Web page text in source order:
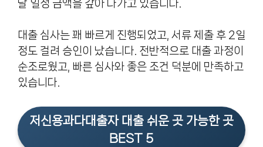
달 일정 금액을 갚아 나가고 있습니다.
대출 심사는 꽤 빠르게 진행되었고, 서류 제출 후 2일
정도 걸려 승인이 났습니다. 전반적으로 대출 과정이
순조로웠고, 빠른 심사와 좋은 조건 덕분에 만족하고
있습니다.
저신용과다대출자 대출 쉬운 곳 가능한 곳
BEST 5